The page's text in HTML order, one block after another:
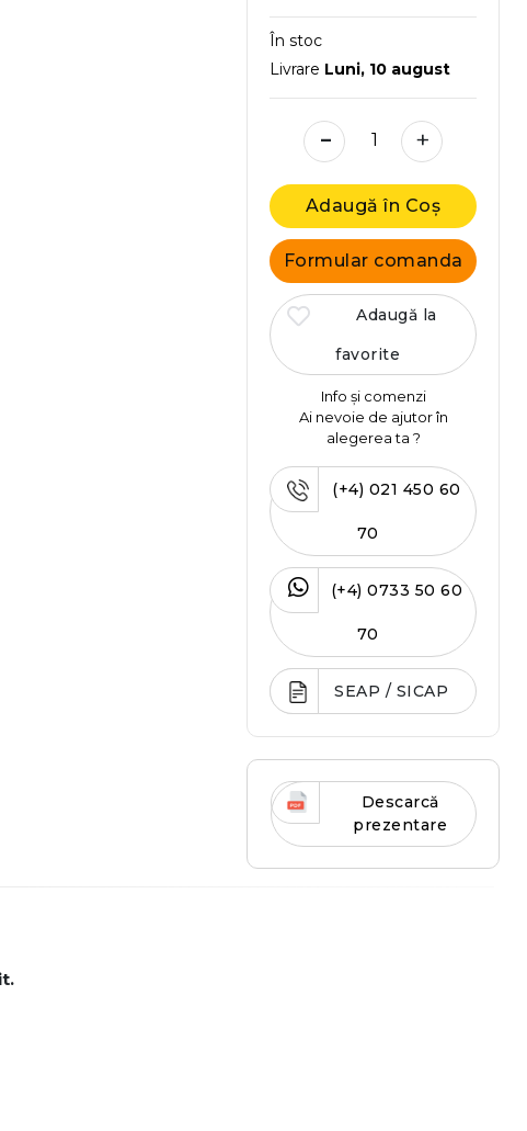
În stoc
Livrare Luni, 10 august
- +
Adaugă în Coș
Formular comanda
Adaugă la
favorite
Info și comenzi
Ai nevoie de ajutor în
alegerea ta ?
(+4) 021 450 60
70
(+4) 0733 50 60
70
SEAP / SICAP
Descarcă
prezentare